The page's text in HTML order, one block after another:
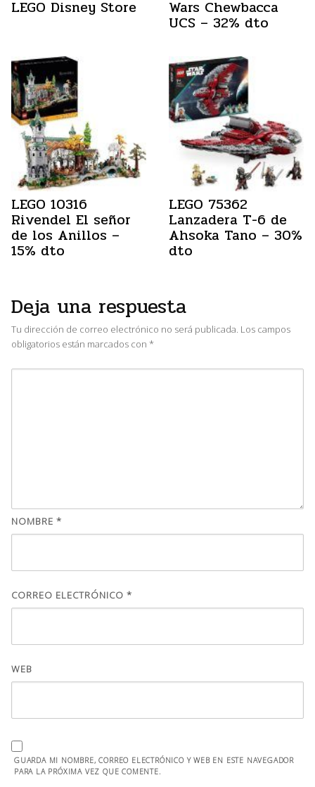
LEGO Disney Store Wars Chewbacca
UCS – 32% dto
LEGO 10316
Rivendel El señor
de los Anillos –
15% dto
LEGO 75362
Lanzadera T-6 de
Ahsoka Tano – 30%
dto
Deja una respuesta
Tu dirección de correo electrónico no será publicada. Los campos
obligatorios están marcados con *
NOMBRE *
CORREO ELECTRÓNICO *
WEB
GUARDA MI NOMBRE, CORREO ELECTRÓNICO Y WEB EN ESTE NAVEGADOR
PARA LA PRÓXIMA VEZ QUE COMENTE.